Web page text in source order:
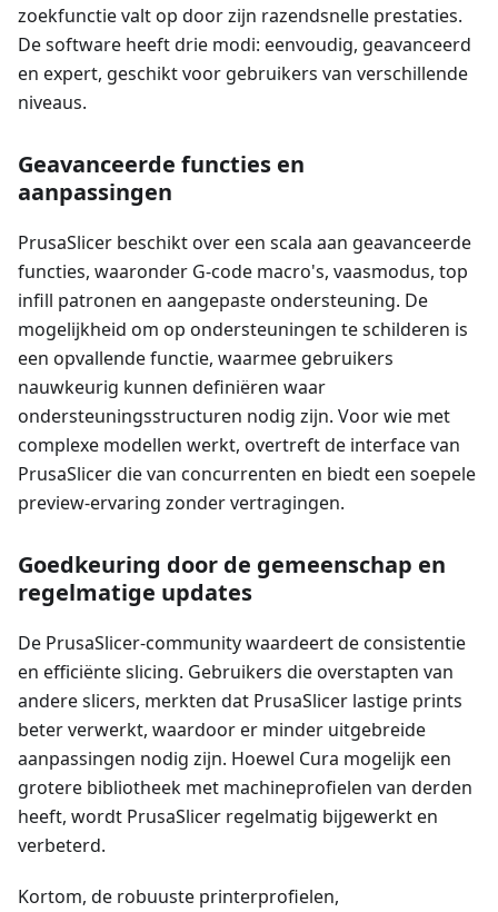
zoekfunctie valt op door zijn razendsnelle prestaties.
De software heeft drie modi: eenvoudig, geavanceerd
en expert, geschikt voor gebruikers van verschillende
niveaus.
Geavanceerde functies en
aanpassingen
PrusaSlicer beschikt over een scala aan geavanceerde
functies, waaronder G-code macro's, vaasmodus, top
infill patronen en aangepaste ondersteuning. De
mogelijkheid om op ondersteuningen te schilderen is
een opvallende functie, waarmee gebruikers
nauwkeurig kunnen definiëren waar
ondersteuningsstructuren nodig zijn. Voor wie met
complexe modellen werkt, overtreft de interface van
PrusaSlicer die van concurrenten en biedt een soepele
preview-ervaring zonder vertragingen.
Goedkeuring door de gemeenschap en
regelmatige updates
De PrusaSlicer-community waardeert de consistentie
en efficiënte slicing. Gebruikers die overstapten van
andere slicers, merkten dat PrusaSlicer lastige prints
beter verwerkt, waardoor er minder uitgebreide
aanpassingen nodig zijn. Hoewel Cura mogelijk een
grotere bibliotheek met machineprofielen van derden
heeft, wordt PrusaSlicer regelmatig bijgewerkt en
verbeterd.
Kortom, de robuuste printerprofielen,